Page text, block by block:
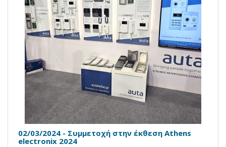
02/03/2024 - Συμμετοχή στην έκθεση Athens
electronix 2024